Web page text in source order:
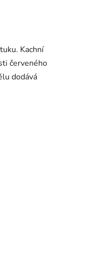
Kachní
červeného
dodává